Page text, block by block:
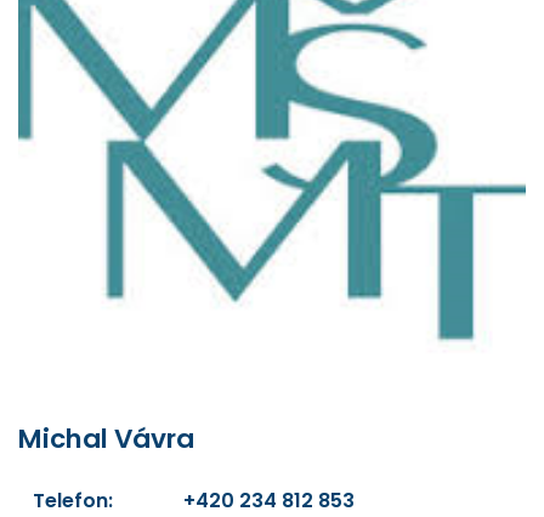
Michal Vávra
Telefon:
+420 234 812 853